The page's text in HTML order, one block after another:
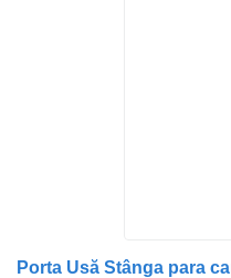
Porta Usă Stânga para